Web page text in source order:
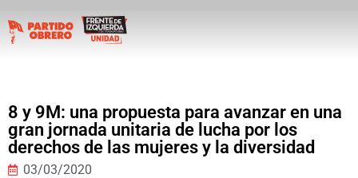
8 y 9M: una propuesta para avanzar en una
gran jornada unitaria de lucha por los
derechos de las mujeres y la diversidad
03/03/2020